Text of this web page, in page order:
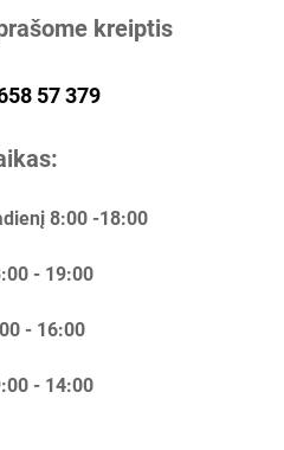
kreiptis
57 379
8:00 -18:00
- 19:00
- 16:00
- 14:00